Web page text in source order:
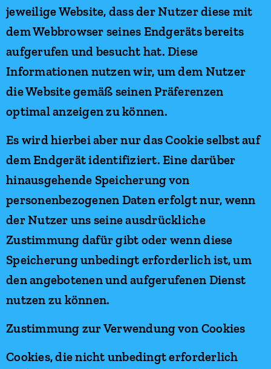
jeweilige Website, dass der Nutzer diese mit
dem Webbrowser seines Endgeräts bereits
aufgerufen und besucht hat. Diese
Informationen nutzen wir, um dem Nutzer
die Website gemäß seinen Präferenzen
optimal anzeigen zu können.
Es wird hierbei aber nur das Cookie selbst auf
dem Endgerät identifiziert. Eine darüber
hinausgehende Speicherung von
personenbezogenen Daten erfolgt nur, wenn
der Nutzer uns seine ausdrückliche
Zustimmung dafür gibt oder wenn diese
Speicherung unbedingt erforderlich ist, um
den angebotenen und aufgerufenen Dienst
nutzen zu können.
Zustimmung zur Verwendung von Cookies
Cookies, die nicht unbedingt erforderlich